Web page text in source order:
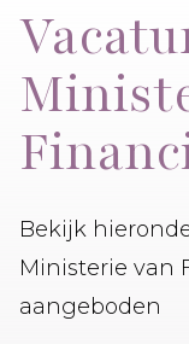
Bekijk
Ministerie van
aangeboden